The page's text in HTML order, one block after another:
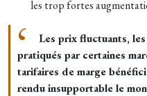
les trop fortes
Les prix fluctuants,
pratiqués par certaines
tarifaires de marge
rendu insupportable le